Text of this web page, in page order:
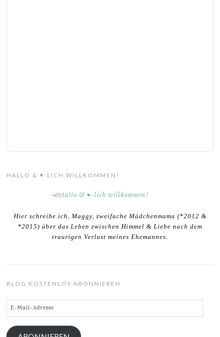
HALLO & ♥-LICH WILLKOMMEN!
Hier schreibe ich, Maggy, zweifache Mädchenmama (*2012 &
*2015) über das Leben zwischen Himmel & Liebe nach dem
traurigen Verlust meines Ehemannes.
BLOG KOSTENLOS ABONNIEREN
E-
Mail-
Adresse